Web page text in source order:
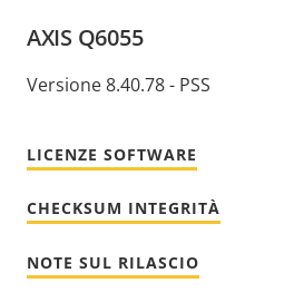
AXIS Q6055
Versione 8.40.78 - PSS
LICENZE SOFTWARE
CHECKSUM INTEGRITÀ
NOTE SUL RILASCIO